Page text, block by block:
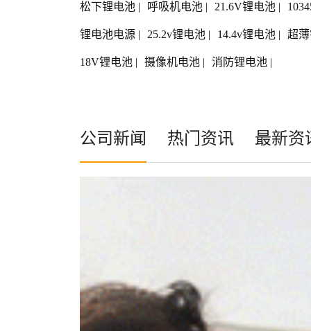
松下锂电池 | 呼吸机电池 | 21.6V锂电池 |
锂电池电源 | 25.2v锂电池 | 14.4v锂电池 | 超
18V锂电池 | 摄像机电池 | 消防锂电池 |
公司新闻 热门资讯 最新资